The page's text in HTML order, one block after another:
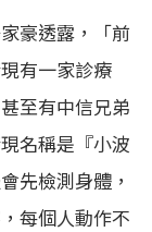
豪透露，「前
有一家診療
至有中信兄弟
名稱是『小波
先檢測身體，
每個人動作不